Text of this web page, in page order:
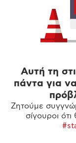
Αυτή τη
πάντα για
Ζητούμε
σίγουροι